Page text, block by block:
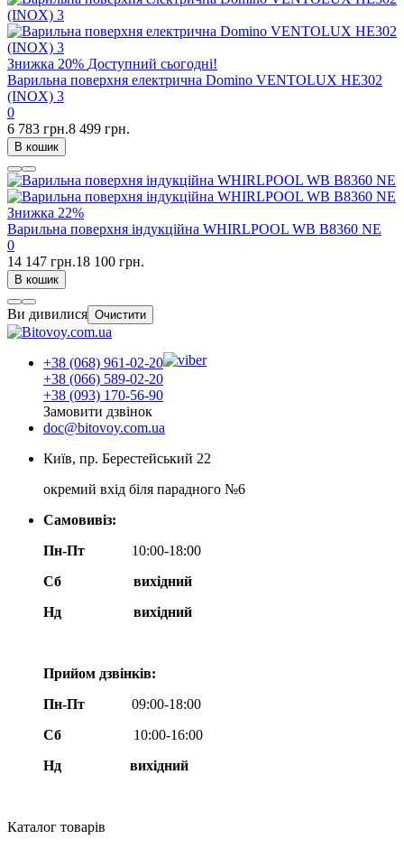
Знижка 20% Доступний сьогодні!
Варильна поверхня електрична Domino VENTOLUX HE302
(INOX) 3
0
6 783 грн.8 499 грн.
В кошик
Знижка 22%
Варильна поверхня індукційна WHIRLPOOL WB B8360 NE
0
14 147 грн.18 100 грн.
В кошик
Ви дивилися Очистити
+38 (068) 961-02-20
+38 (066) 589-02-20
+38 (093) 170-56-90
Замовити дзвінок
doc@bitovoy.com.ua
Київ, пр. Берестейський 22
окремий вхід біля парадного №6
Самовивіз:
Пн-Пт
10:00-18:00
Сб
вихідний
Нд
вихідний
Прийом дзвінків:
Пн-Пт
09:00-18:00
Сб
10:00-16:00
Нд вихідний
Каталог товарів